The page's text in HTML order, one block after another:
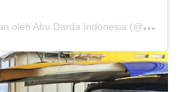
S
ebuah kiriman dibagikan oleh Abu Darda Indonesia (@abudarda_indonesia)